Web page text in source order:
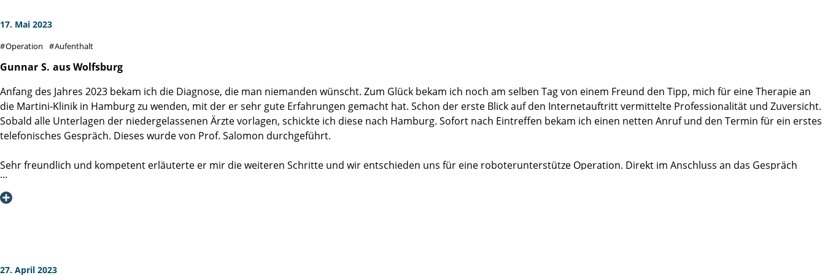
Anaesthesieteam, den Schwestern und Pflegern auf Station 5, dem Küchenpersonal und den fleißigen und fröhlichen Damen von der Reinigungstruppe. Ich wünsche allen
weiterhin viel Gesundheit und Kraft für ihre Arbeit und der gesamten Martiniklinik auch im neuen Gebäude ganz viele zufriedene Patienten wie mich. Danke für alles!
Ich kann diese Klinik guten Gewissens weiterempfehlen.
17. Mai 2023
Operation Aufenthalt
Gunnar S. aus Wolfsburg
Anfang des Jahres 2023 bekam ich die Diagnose, die man niemanden wünscht. Zum Glück bekam ich noch am selben Tag von einem Freund den Tipp, mich für eine Therapie an
die Martini-Klinik in Hamburg zu wenden, mit der er sehr gute Erfahrungen gemacht hat. Schon der erste Blick auf den Internetauftritt vermittelte Professionalität und Zuversicht.
Sobald alle Unterlagen der niedergelassenen Ärzte vorlagen, schickte ich diese nach Hamburg. Sofort nach Eintreffen bekam ich einen netten Anruf und den Termin für ein erstes
telefonisches Gespräch. Dieses wurde von Prof. Salomon durchgeführt.
Sehr freundlich und kompetent erläuterte er mir die weiteren Schritte und wir entschieden uns für eine roboterunterstütze Operation. Direkt im Anschluss an das Gespräch
wurde ein Termin für den Eingriff vereinbart. Im April 2023 habe ich mich dann zur Behandlung in die Martini-Klinik begeben.
hatte das Gefühl, Gast und nicht Patient zu sein.
27. April 2023